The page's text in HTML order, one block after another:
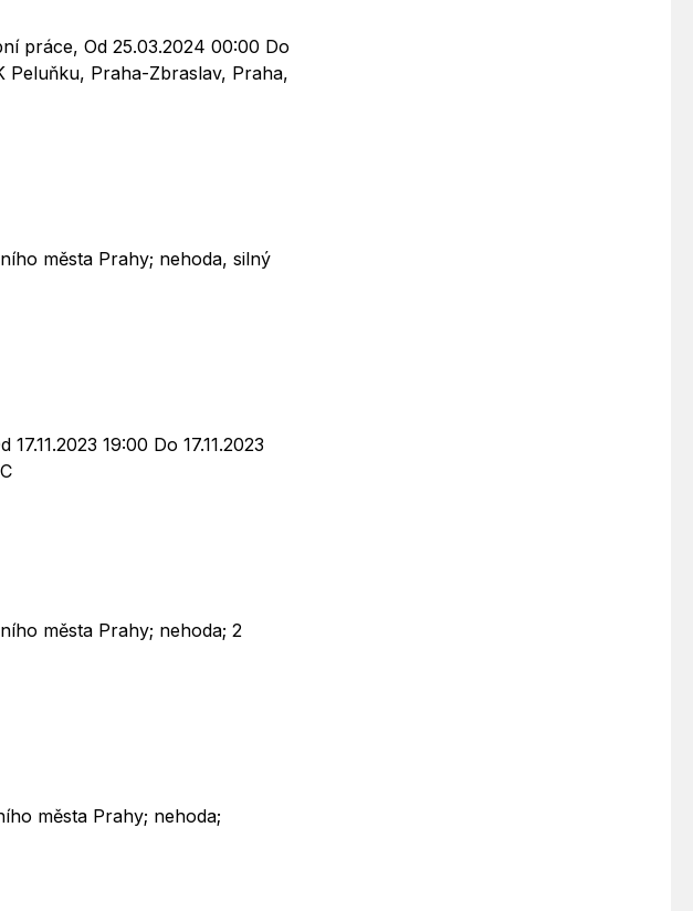
práce, Od 25.03.2024 00:00 Do
Peluňku, Praha-Zbraslav, Praha,
města Prahy; nehoda, silný
19:00 Do 17.11.2023
města Prahy; nehoda; 2
města Prahy; nehoda;